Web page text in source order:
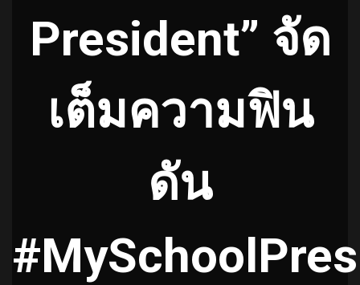
President” จัด
เต็มความฟิน
ดัน